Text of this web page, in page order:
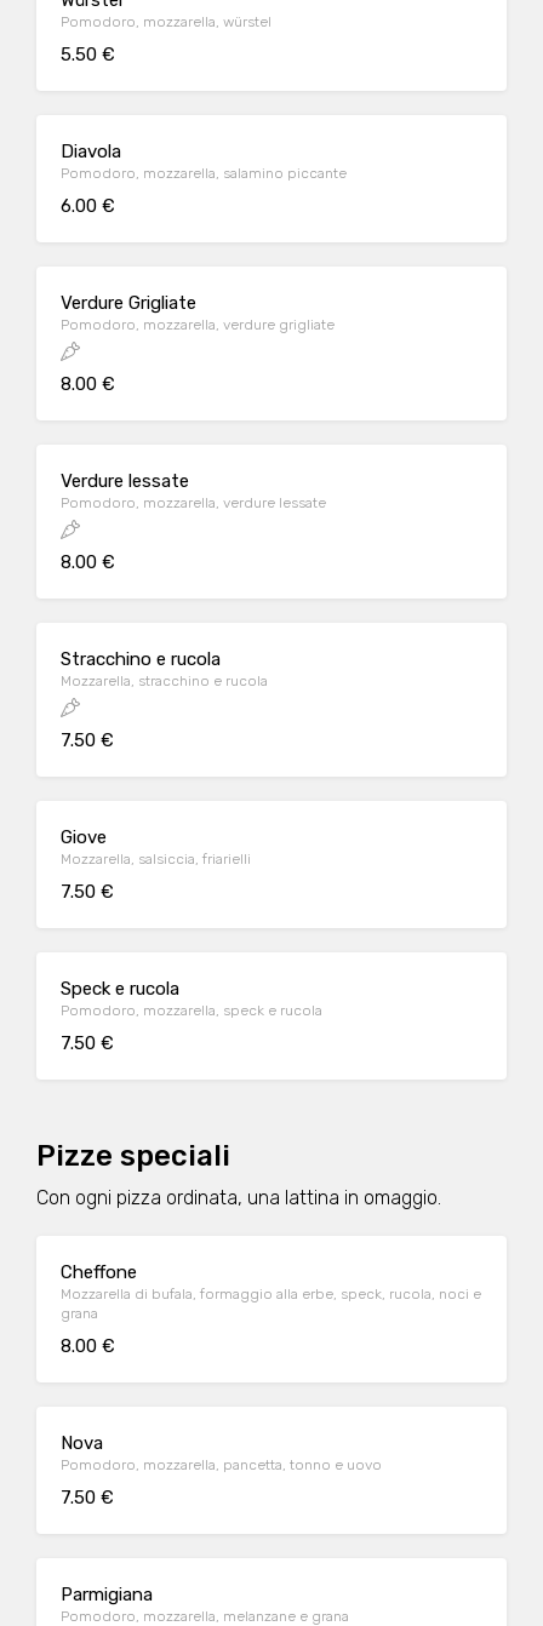
Pomodoro, mozzarella, würstel
5.50 €
Diavola
Pomodoro, mozzarella, salamino piccante
6.00 €
Verdure Grigliate
Pomodoro, mozzarella, verdure grigliate
8.00 €
Verdure lessate
Pomodoro, mozzarella, verdure lessate
8.00 €
Stracchino e rucola
Mozzarella, stracchino e rucola
7.50 €
Giove
Mozzarella, salsiccia, friarielli
7.50 €
Speck e rucola
Pomodoro, mozzarella, speck e rucola
7.50 €
Pizze speciali
Con ogni pizza ordinata, una lattina in omaggio.
Cheffone
Mozzarella di bufala, formaggio alla erbe, speck, rucola, noci e
grana
8.00 €
Nova
Pomodoro, mozzarella, pancetta, tonno e uovo
7.50 €
Parmigiana
Pomodoro, mozzarella, melanzane e grana